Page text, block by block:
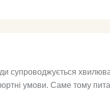
супроводжується
умови. Саме тому